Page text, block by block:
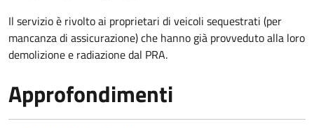
Il servizio è rivolto ai proprietari di veicoli sequestrati (per
mancanza di assicurazione) che hanno già provveduto alla loro
demolizione e radiazione dal PRA.
Approfondimenti